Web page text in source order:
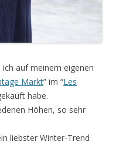
auf meinem eigenen
Markt” im “Les
habe.
Höhen, so sehr
liebster Winter-Trend